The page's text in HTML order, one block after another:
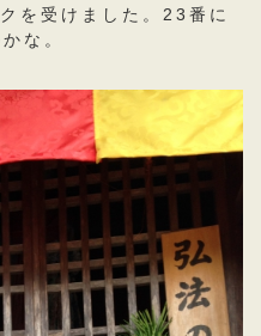
を受けました。23番に
な。